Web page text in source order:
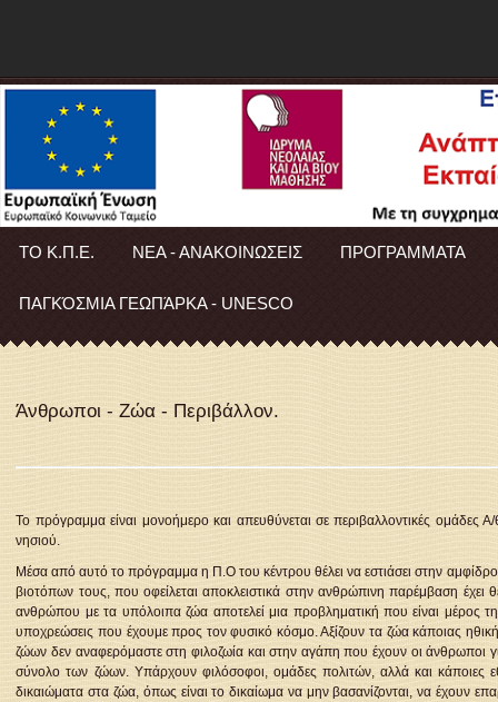
ΤΟ Κ.Π.Ε. ΝΕΑ - ΑΝΑΚΟΙΝΩΣΕΙΣ ΠΡΟΓΡΑΜΜΑΤΑ
ΠΑΓΚΌΣΜΙΑ ΓΕΩΠΆΡΚΑ - UNESCO
Άνθρωποι - Ζώα - Περιβάλλον.
Το πρόγραμμα είναι μονοήμερο και απευθύνεται σε περιβαλλοντικές ομάδες
νησιού.
Μέσα από αυτό το πρόγραμμα η Π.Ο του κέντρου θέλει να εστιάσει στην
βιοτόπων τους, που οφείλεται αποκλειστικά στην ανθρώπινη παρέμβαση
ανθρώπου με τα υπόλοιπα ζώα αποτελεί μια προβληματική που είναι μέρος
υποχρεώσεις που έχουμε προς τον φυσικό κόσμο. Αξίζουν τα ζώα κάποιας
ζώων δεν αναφερόμαστε στη φιλοζωία και στην αγάπη που έχουν οι άνθρωποι
σύνολο των ζώων. Υπάρχουν φιλόσοφοι, ομάδες πολιτών, αλλά και κάποιες
δικαιώματα στα ζώα, όπως είναι το δικαίωμα να μην βασανίζονται, να έχουν